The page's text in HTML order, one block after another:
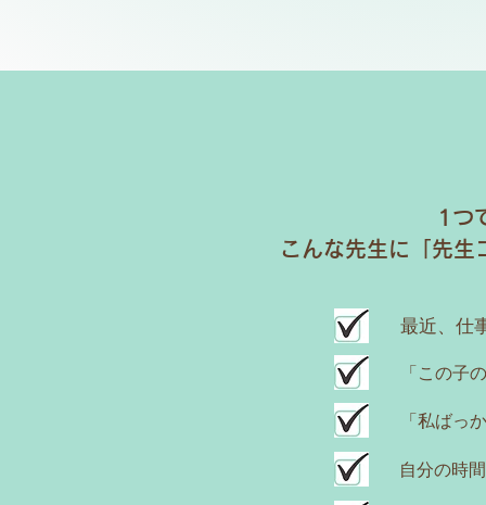
1つ
こんな先生に「先生
最近、仕
「この子
「私ばっ
自分の時